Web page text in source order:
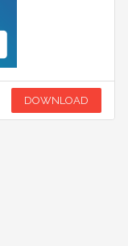
DOWNLOAD